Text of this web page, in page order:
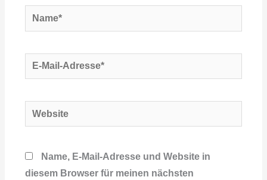
Name*
E-
Mail-
Website
Name, E-Mail-Adresse und Website in
diesem Browser für meinen nächsten